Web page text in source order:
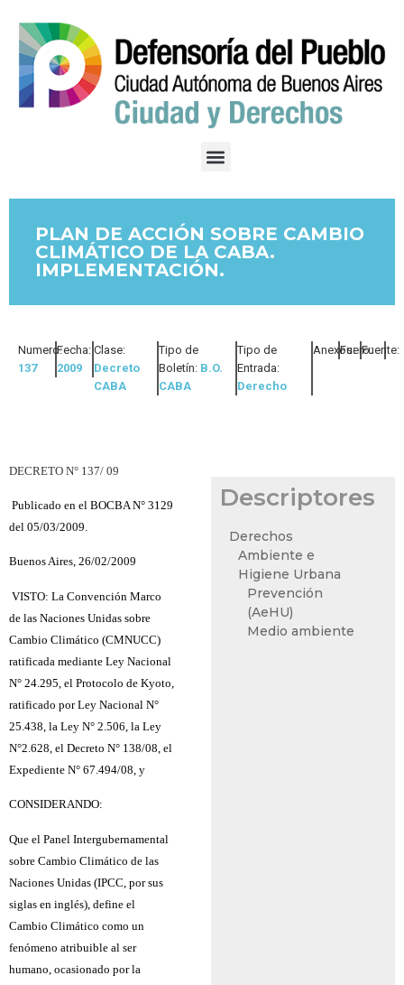
PLAN DE ACCIÓN SOBRE CAMBIO
CLIMÁTICO DE LA CABA.
IMPLEMENTACIÓN.
Numero:
137
Fecha:
2009
Clase:
Decreto
CABA
Tipo de
Boletín: B.O.
CABA
Tipo de
Entrada:
Derecho
Anexos:Fuero:Fuente:
DECRETO N° 137/ 09
Publicado en el BOCBA N° 3129
del 05/03/2009.
Buenos Aires, 26/02/2009
VISTO: La Convención Marco
de las Naciones Unidas sobre
Cambio Climático (CMNUCC)
ratificada mediante Ley Nacional
N° 24.295, el Protocolo de Kyoto,
ratificado por Ley Nacional N°
25.438, la Ley N° 2.506, la Ley
N°2.628, el Decreto N° 138/08, el
Expediente N° 67.494/08, y
CONSIDERANDO:
Que el Panel Intergubernamental
sobre Cambio Climático de las
Naciones Unidas (IPCC, por sus
siglas en inglés), define el
Cambio Climático como un
fenómeno atribuible al ser
humano, ocasionado por la
Descriptores
Derechos
Ambiente e
Higiene Urbana
Prevención
(AeHU)
Medio ambiente